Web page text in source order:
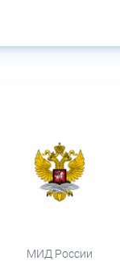
МИД России